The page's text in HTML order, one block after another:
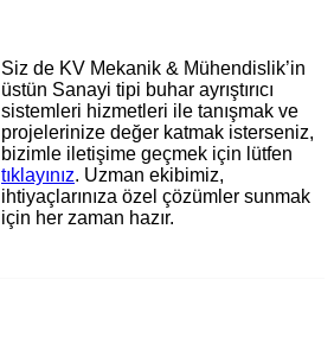
Siz de KV Mekanik & Mühendislik’in
üstün Sanayi tipi buhar ayrıştırıcı
sistemleri hizmetleri ile tanışmak ve
projelerinize değer katmak isterseniz,
bizimle iletişime geçmek için lütfen
tıklayınız. Uzman ekibimiz,
ihtiyaçlarınıza özel çözümler sunmak
için her zaman hazır.